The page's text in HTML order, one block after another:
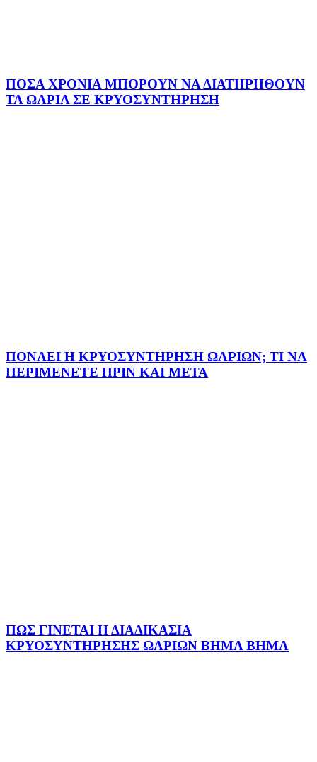
ΠΟΣΑ ΧΡΟΝΙΑ ΜΠΟΡΟΥΝ ΝΑ ΔΙΑΤΗΡΗΘΟΥΝ
ΤΑ ΩΑΡΙΑ ΣΕ ΚΡΥΟΣΥΝΤΗΡΗΣΗ
ΠΟΝΑΕΙ Η ΚΡΥΟΣΥΝΤΗΡΗΣΗ ΩΑΡΙΩΝ; ΤΙ ΝΑ
ΠΕΡΙΜΕΝΕΤΕ ΠΡΙΝ ΚΑΙ ΜΕΤΑ
ΠΩΣ ΓΙΝΕΤΑΙ Η ΔΙΑΔΙΚΑΣΙΑ
ΚΡΥΟΣΥΝΤΗΡΗΣΗΣ ΩΑΡΙΩΝ ΒΗΜΑ ΒΗΜΑ